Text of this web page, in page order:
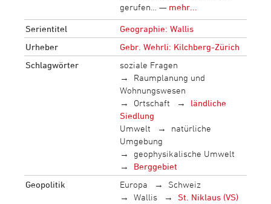
gerufen… — mehr...
Serientitel
Geographie: Wallis
Urheber
Gebr. Wehrli: Kilchberg-Zürich
Schlagwörter
soziale Fragen
Raumplanung und
Wohnungswesen
Ortschaft
ländliche
Siedlung
Umwelt
natürliche
Umgebung
geophysikalische Umwelt
Berggebiet
Geopolitik
Europa
Schweiz
Wallis
St. Niklaus (VS)